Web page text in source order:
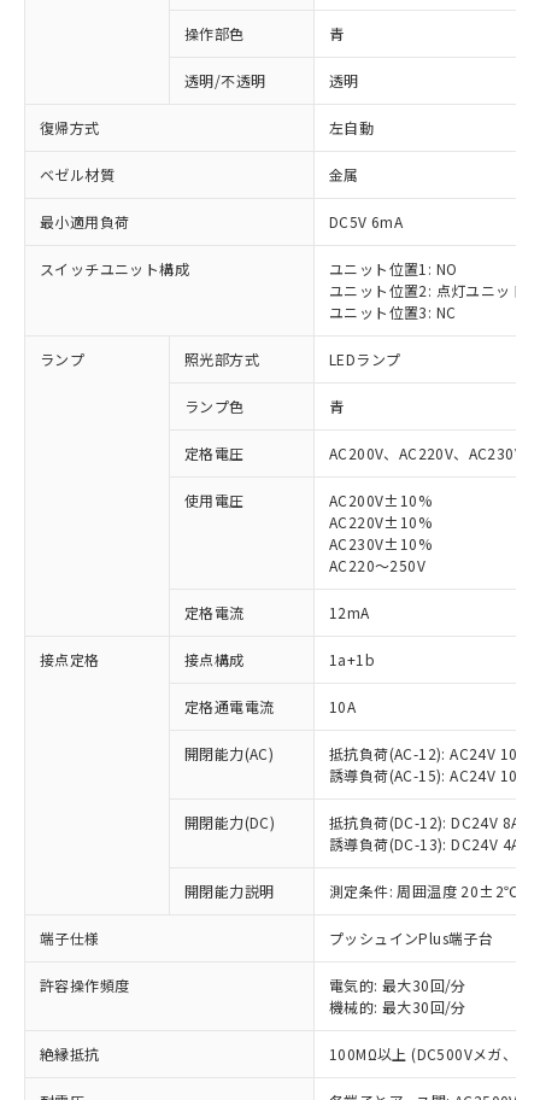
操作部色 青
透明/不透明 透明
復帰方式 左自動
ベゼル材質 金属
最小適用負荷 DC5V 6mA
スイッチユニット構成
ユニット位置1: NO
ユニット位置2: 点灯ユニット
ユニット位置3: NC
ランプ 照光部方式 LEDランプ
ランプ色 青
定格電圧 AC200V、AC220V、AC230V
使用電圧
AC200V±10%
AC220V±10%
AC230V±10%
AC220～250V
定格電流 12mA
接点定格 接点構成 1a+1b
定格通電電流 10A
開閉能力(AC)
抵抗負荷(AC-12): AC24V 10A/
誘導負荷(AC-15): AC24V
開閉能力(DC)
抵抗負荷(DC-12): DC24V 8A/
誘導負荷(DC-13): DC24V 4A/
開閉能力説明 測定条件: 周囲温度 20±2℃、
端子仕様 プッシュインPlus端子台
許容操作頻度
電気的: 最大30回/分
機械的: 最大30回/分
絶縁抵抗 100MΩ以上 (DC500Vメガ、点
ご利用条件
以下の条件をお読みいただき、同意のうえ
ご利用ください。
本サービスは、当社制御機器事業取扱
商品の当社在庫状況および標準価格
(税抜)を提供させていただくもので
当社制御機器事業取扱商品の中には、
本サービスの対象外となる商品もある
※1 対応状況
対応済み：EU RoHS指令（10物質）の
非含有に対応した製品が提供可能な商品で
対応予定：EU RoHS指令（10物質）の非含
有に対応した製品に切り替える予定のある
対応予定なし：EU RoHS指令（10物質）の
非含有に非対応の商品で、対応品を出す予
調査・確認中：EU RoHS指令（10物質）の
非含有の対応状況を調査中または確認中の
商品です。
非該当品：ライセンス料など無形物で、有
害物質有無と関係のない商品です。
仕入先様の事情により、非含有部品として
いたものが、含有品と判明した場合などや
「○」：最大均質材料含有率が中国RoHSの
基準値以下であることを示します。
「×」：最大均質材料含有率が中国RoHSの
基準値を超えていることを示します。
当社は、これら貴社製品のうち、外国